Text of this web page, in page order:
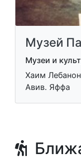
Музей
Музеи и
Хаим
Авив. Яффа